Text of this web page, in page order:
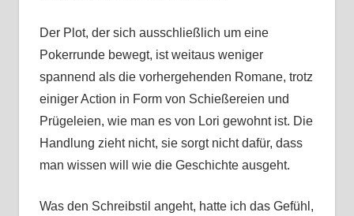
Der Plot, der sich ausschließlich um eine
Pokerrunde bewegt, ist weitaus weniger
spannend als die vorhergehenden Romane, trotz
einiger Action in Form von Schießereien und
Prügeleien, wie man es von Lori gewohnt ist. Die
Handlung zieht nicht, sie sorgt nicht dafür, dass
man wissen will wie die Geschichte ausgeht.
Was den Schreibstil angeht, hatte ich das Gefühl,